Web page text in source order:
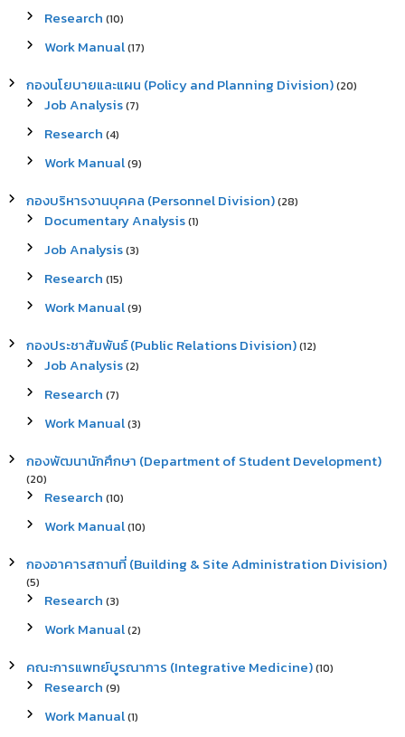
Research (10)
Work Manual(17)
กองนโยบายและแผน (Policy and Planning Division)(20)
Job Analysis(7)
Research (4)
Work Manual(9)
กองบริหารงานบุคคล (Personnel Division)(28)
Documentary Analysis(1)
Job Analysis(3)
Research (15)
Work Manual(9)
กองประชาสัมพันธ์ (Public Relations Division)(12)
Job Analysis(2)
Research (7)
Work Manual(3)
กองพัฒนานักศึกษา (Department of Student Development)
(20)
Research (10)
Work Manual(10)
กองอาคารสถานที่ (Building & Site Administration Division)
(5)
Research (3)
Work Manual(2)
คณะการแพทย์บูรณาการ (Integrative Medicine)(10)
Research (9)
Work Manual(1)